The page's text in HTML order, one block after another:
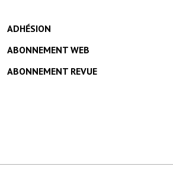
ADHÉSION
ABONNEMENT WEB
ABONNEMENT REVUE